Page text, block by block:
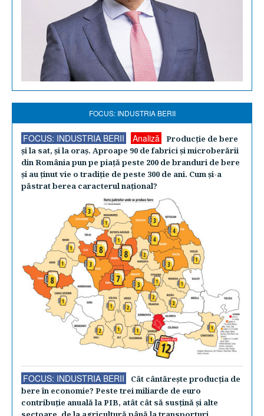
FOCUS: INDUSTRIA BERII
FOCUS: INDUSTRIA BERII Analiză
Producţie de bere
şi la sat, şi la oraş. Aproape 90 de fabrici şi microberării
din România pun pe piaţă peste 200 de branduri de bere
şi au ţinut vie o tradiţie de peste 300 de ani. Cum şi-a
păstrat berea caracterul naţional?
FOCUS: INDUSTRIA BERII
Cât cântăreşte producţia de
bere în economie? Peste trei miliarde de euro
contribuţie anuală la PIB, atât cât să susţină şi alte